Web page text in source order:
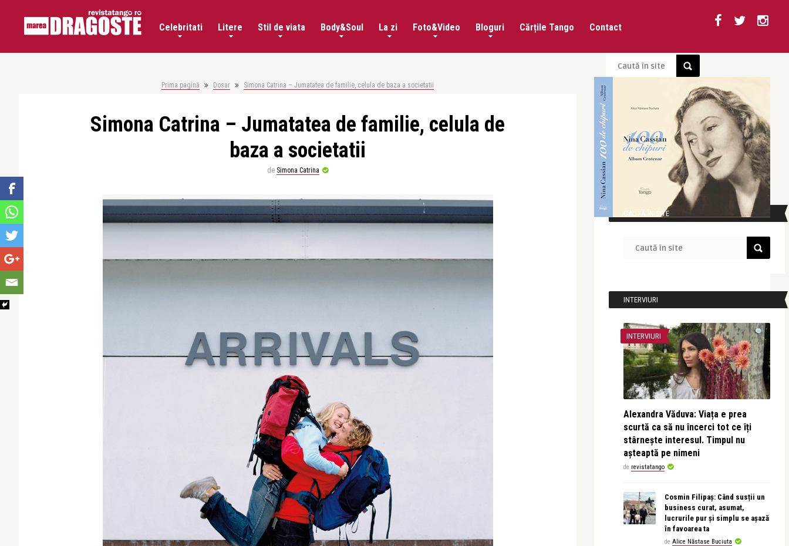
Celebritati Litere Stil de viata Body&Soul La zi Foto&Video Bloguri Cărțile Tango Contact
Prima pagină Dosar Simona Catrina – Jumatatea de familie, celula de baza a societatii
Simona Catrina – Jumatatea de familie, celula de
baza a societatii
de Simona Catrina
CAUTĂ ÎN SITE
INTERVIURI
INTERVIURI
Alexandra Văduva: Viața e prea
scurtă ca să nu încerci tot ce îți
stârnește interesul. Timpul nu
așteaptă pe nimeni
de revistatango
Cosmin Filipaș: Când susții un
business curat, asumat,
lucrurile pur și simplu se așază
în favoarea ta
de Alice Năstase Buciuta